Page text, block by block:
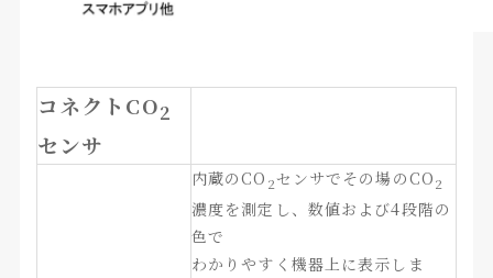
コネクトCO2
センサ
内蔵のCO 2センサでその場のCO2
濃度を測定し、数値および4段階の
色で
わかりやすく機器上に表示しま